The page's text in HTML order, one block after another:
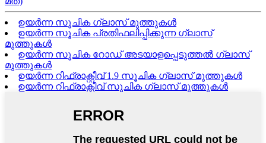
ഉയർന്ന സൂചിക ഗ്ലാസ് മുത്തുകൾ
ഉയർന്ന സൂചിക പ്രതിഫലിപ്പിക്കുന്ന ഗ്ലാസ്
മുത്തുകൾ
ഉയർന്ന സൂചിക റോഡ് അടയാളപ്പെടുത്തൽ ഗ്ലാസ്
മുത്തുകൾ
ഉയർന്ന റിഫ്രാക്റ്റീവ് 1.9 സൂചിക ഗ്ലാസ് മുത്തുകൾ
ഉയർന്ന റിഫ്രാക്റ്റീവ് സൂചിക ഗ്ലാസ് മുത്തുകൾ